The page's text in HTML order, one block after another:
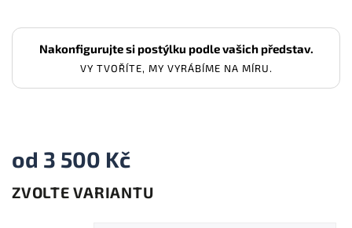
Nakonfigurujte si postýlku podle vašich představ.
VY TVOŘÍTE, MY VYRÁBÍME NA MÍRU.
od 3 500 Kč
ZVOLTE VARIANTU